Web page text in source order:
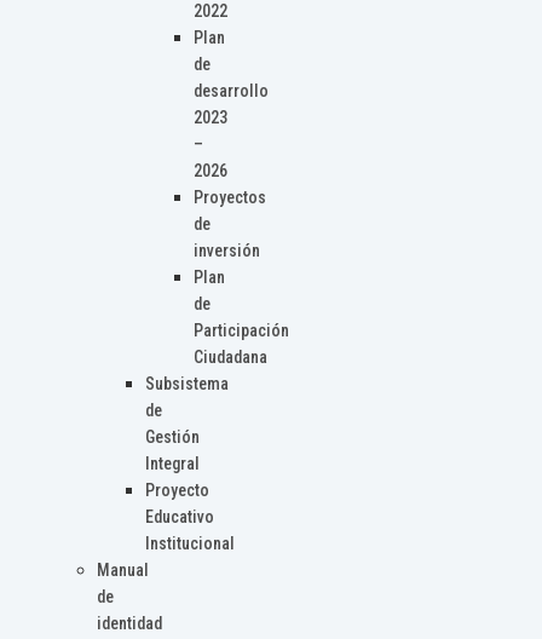
2022
Plan
de
desarrollo
2023
–
2026
Proyectos
de
inversión
Plan
de
Participación
Ciudadana
Subsistema
de
Gestión
Integral
Proyecto
Educativo
Institucional
Manual
de
identidad